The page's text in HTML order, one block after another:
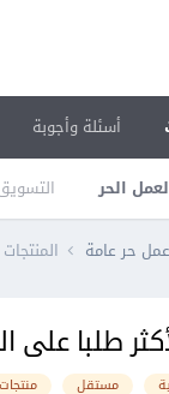
الحر
أسئلة وأجوبة
حر عامة
طلبا على
مستقل